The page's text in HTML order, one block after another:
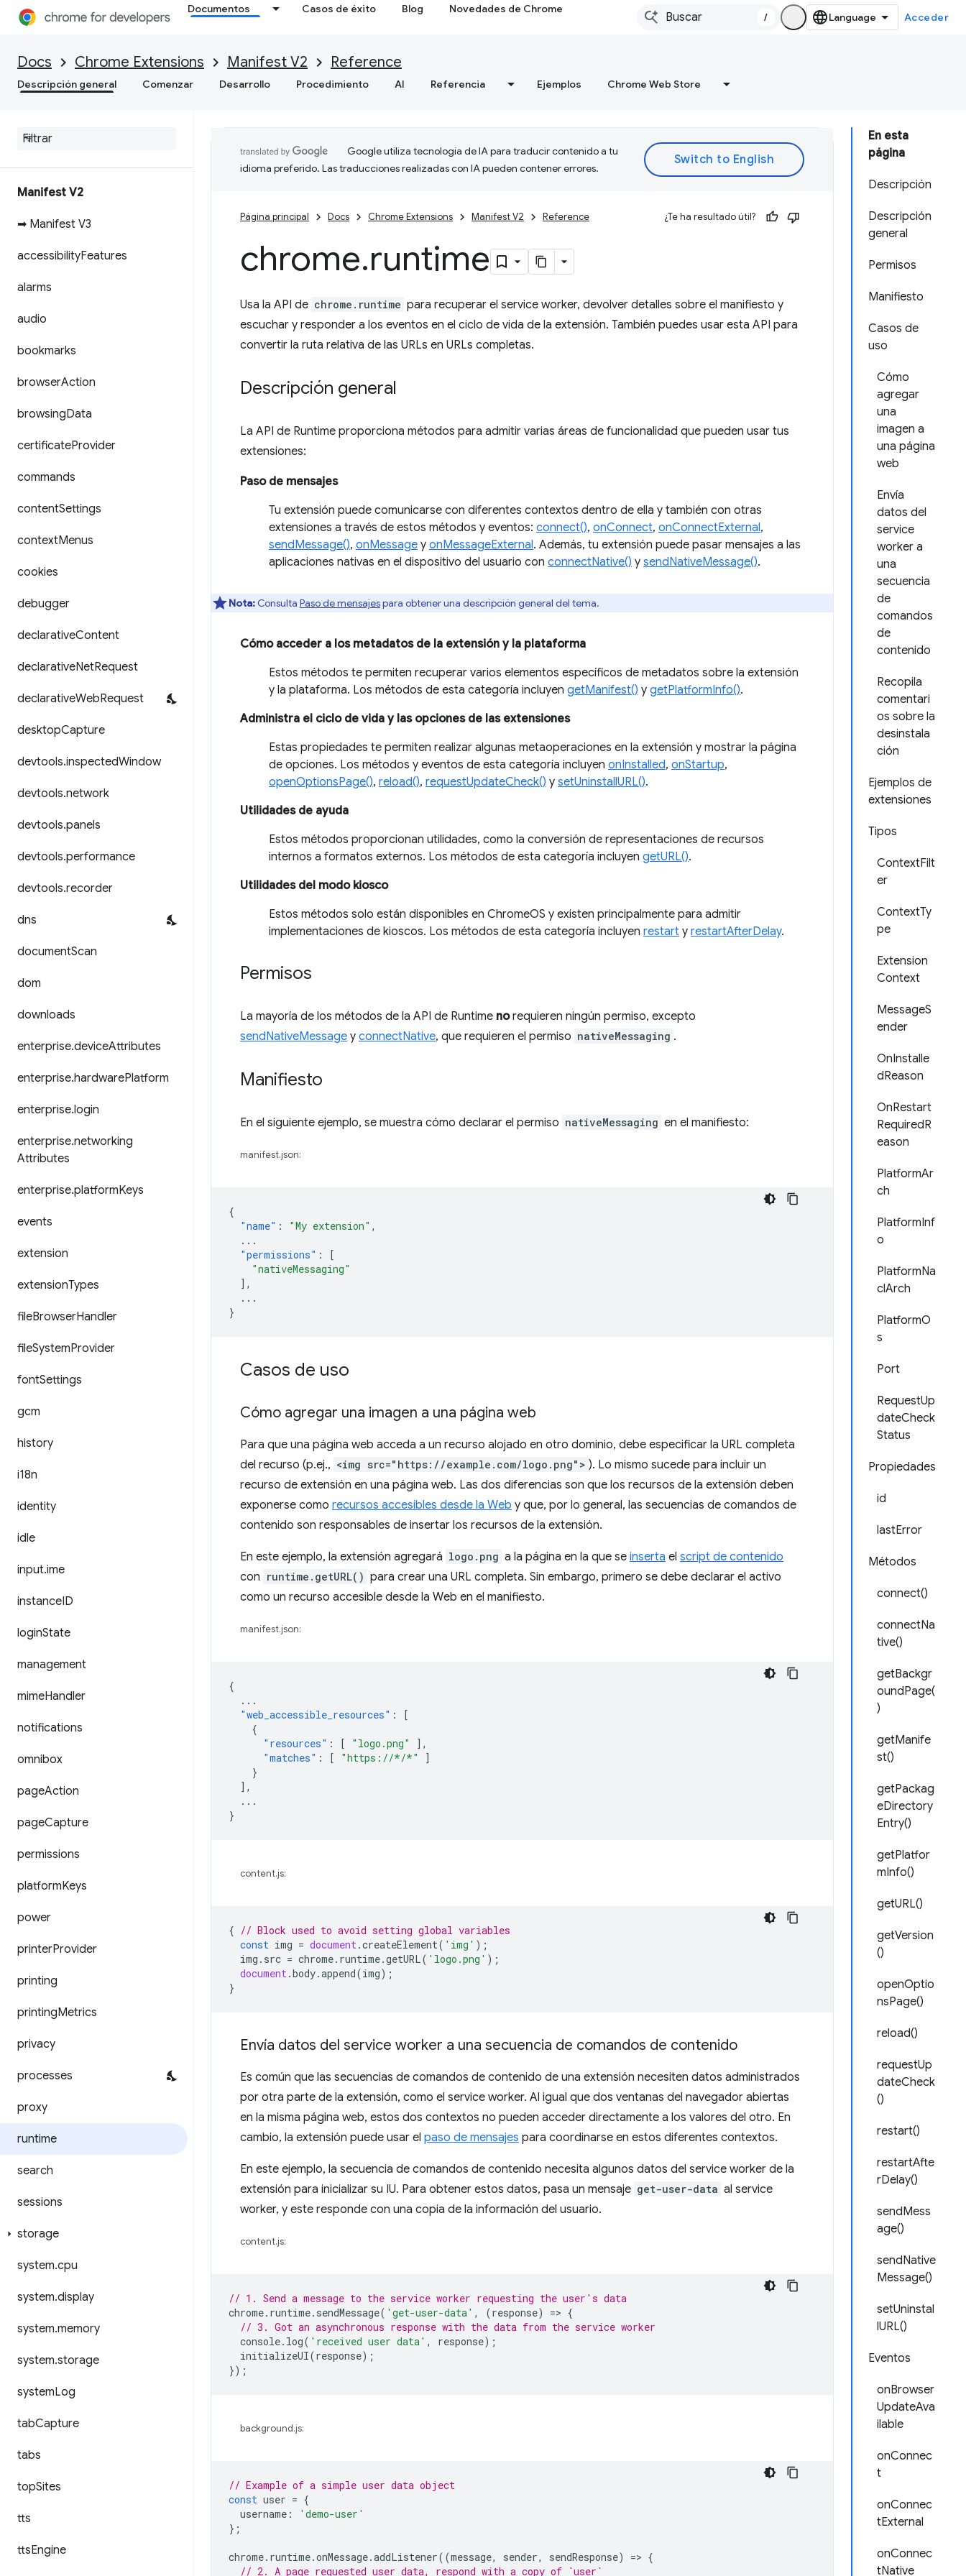
Documentos Casos de éxito Blog Novedades de Chrome
/ Acceder
Docs Chrome Extensions Manifest V2 Reference
Descripción general Comenzar Desarrollo Procedimiento AI Referencia Ejemplos Chrome Web Store
Manifest V2
➡ Manifest V3
accessibilityFeatures
alarms
audio
bookmarks
browserAction
browsingData
certificateProvider
commands
contentSettings
contextMenus
cookies
debugger
declarativeContent
declarativeNetRequest
declarativeWebRequest
desktopCapture
devtools.inspectedWindow
devtools.network
devtools.panels
devtools.performance
devtools.recorder
dns
documentScan
dom
downloads
enterprise.deviceAttributes
enterprise.hardwarePlatform
enterprise.login
enterprise.networking
Attributes
enterprise.platformKeys
events
extension
extensionTypes
fileBrowserHandler
fileSystemProvider
fontSettings
gcm
history
i18n
identity
idle
input.ime
instanceID
loginState
management
mimeHandler
notifications
omnibox
pageAction
pageCapture
permissions
platformKeys
power
printerProvider
printing
printingMetrics
privacy
processes
proxy
runtime
search
sessions
storage
system.cpu
system.display
system.memory
system.storage
systemLog
tabCapture
tabs
topSites
tts
ttsEngine
En esta
página
Descripción
Descripción
general
Permisos
Manifiesto
Casos de
uso
Cómo
agregar
una
imagen a
una página
web
Envía
datos del
service
worker a
una
secuencia
de
comandos
de
contenido
Recopila
comentari
os sobre la
desinstala
ción
Ejemplos de
extensiones
Tipos
ContextFilt
er
ContextTy
pe
Extension
Context
MessageS
ender
OnInstalle
dReason
OnRestart
RequiredR
eason
PlatformAr
ch
PlatformInf
o
PlatformNa
clArch
PlatformO
s
Port
RequestUp
dateCheck
Status
Propiedades
id
lastError
Métodos
connect()
connectNa
tive()
getBackgr
oundPage(
)
getManife
st()
getPackag
eDirectory
Entry()
getPlatfor
mInfo()
getURL()
getVersion
()
openOptio
nsPage()
reload()
requestUp
dateCheck
()
restart()
restartAfte
rDelay()
sendMess
age()
sendNative
Message()
setUninstal
lURL()
Eventos
onBrowser
UpdateAva
ilable
onConnec
t
onConnec
tExternal
onConnec
tNative
Google utiliza tecnología de IA para traducir contenido a tu
idioma preferido. Las traducciones realizadas con IA pueden contener errores.
Página principal Docs Chrome Extensions Manifest V2 Reference ¿Te ha resultado útil?
chrome.runtime
Usa la API de chrome.runtime para recuperar el service worker, devolver detalles sobre el manifiesto y
escuchar y responder a los eventos en el ciclo de vida de la extensión. También puedes usar esta API para
convertir la ruta relativa de las URLs en URLs completas.
Descripción general
La API de Runtime proporciona métodos para admitir varias áreas de funcionalidad que pueden usar tus
extensiones:
Paso de mensajes
Tu extensión puede comunicarse con diferentes contextos dentro de ella y también con otras
extensiones a través de estos métodos y eventos: connect(), onConnect, onConnectExternal,
sendMessage(), onMessage y onMessageExternal. Además, tu extensión puede pasar mensajes a las
aplicaciones nativas en el dispositivo del usuario con connectNative() y sendNativeMessage().
Nota: Consulta Paso de mensajespara obtener una descripción general del tema.
Cómo acceder a los metadatos de la extensión y la plataforma
Estos métodos te permiten recuperar varios elementos específicos de metadatos sobre la extensión
y la plataforma. Los métodos de esta categoría incluyen getManifest() y getPlatformInfo().
Administra el ciclo de vida y las opciones de las extensiones
Estas propiedades te permiten realizar algunas metaoperaciones en la extensión y mostrar la página
de opciones. Los métodos y eventos de esta categoría incluyen onInstalled, onStartup,
openOptionsPage(), reload(), requestUpdateCheck() y setUninstallURL().
Utilidades de ayuda
Estos métodos proporcionan utilidades, como la conversión de representaciones de recursos
internos a formatos externos. Los métodos de esta categoría incluyen getURL().
Utilidades del modo kiosco
Estos métodos solo están disponibles en ChromeOS y existen principalmente para admitir
implementaciones de kioscos. Los métodos de esta categoría incluyen restart y restartAfterDelay.
Permisos
La mayoría de los métodos de la API de Runtime norequieren ningún permiso, excepto
sendNativeMessage y connectNative, que requieren el permiso nativeMessaging .
Manifiesto
En el siguiente ejemplo, se muestra cómo declarar el permiso nativeMessaging en el manifiesto:
manifest.json:
{
"name" : "My extension" ,
...
"permissions" :
[
"nativeMessaging"
],
...
}
Casos de uso
Cómo agregar una imagen a una página web
Para que una página web acceda a un recurso alojado en otro dominio, debe especificar la URL completa
del recurso (p.ej., <img src="https://example.com/logo.png"> ). Lo mismo sucede para incluir un
recurso de extensión en una página web. Las dos diferencias son que los recursos de la extensión deben
exponerse como recursos accesibles desde la Web y que, por lo general, las secuencias de comandos de
contenido son responsables de insertar los recursos de la extensión.
En este ejemplo, la extensión agregará logo.png a la página en la que se inserta el script de contenido
con runtime.getURL() para crear una URL completa. Sin embargo, primero se debe declarar el activo
como un recurso accesible desde la Web en el manifiesto.
manifest.json:
{
...
"web_accessible_resources" :
[
{
"resources" : [ "logo.png"
],
"matches" : [ "https://*/*"
]
}
],
...
}
content.js:
{ // Block used to avoid setting global variables
const img = document.createElement( 'img' );
img . src = chrome. runtime.getURL( 'logo.png' );
document.body.append(img);
}
Envía datos del service worker a una secuencia de comandos de contenido
Es común que las secuencias de comandos de contenido de una extensión necesiten datos administrados
por otra parte de la extensión, como el service worker. Al igual que dos ventanas del navegador abiertas
en la misma página web, estos dos contextos no pueden acceder directamente a los valores del otro. En
cambio, la extensión puede usar el paso de mensajes para coordinarse en estos diferentes contextos.
En este ejemplo, la secuencia de comandos de contenido necesita algunos datos del service worker de la
extensión para inicializar su IU. Para obtener estos datos, pasa un mensaje get-user-data al service
worker, y este responde con una copia de la información del usuario.
content.js:
// 1. Send a message to the service worker requesting the user's data
chrome. runtime. sendMessage( 'get-user-data' , (response) => {
// 3. Got an asynchronous response with the data from the service worker
console. log( 'received user data' , response);
initializeUI(response);
});
background.js:
// Example of a simple user data object
const user = {
username :
'demo-user'
};
chrome. runtime.onMessage.addListener((message, sender, sendResponse) => {
// 2. A page requested user data, respond with a copy of `user`